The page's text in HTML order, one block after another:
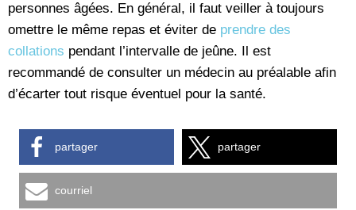
personnes âgées. En général, il faut veiller à toujours
omettre le même repas et éviter de prendre des
collations pendant l’intervalle de jeûne. Il est
recommandé de consulter un médecin au préalable afin
d’écarter tout risque éventuel pour la santé.
partager partager
courriel